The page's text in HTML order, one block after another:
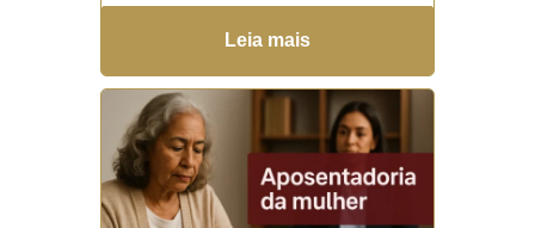
compulsória é a modalidade
de aposentadoria que não
depende da iniciativa do
servidor...
Leia mais →
Leia mais